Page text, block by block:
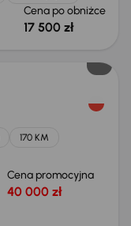
Cena po obniżce
17 500 zł
170 KM
Cena promocyjna
40 000 zł